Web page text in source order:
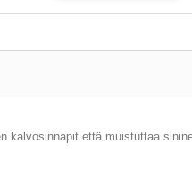
kalvosinnapit että muistuttaa